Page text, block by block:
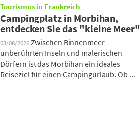
Tourismus in Frankreich
Campingplatz in Morbihan,
entdecken Sie das "kleine Meer"
03/08/2026Zwischen Binnenmeer,
unberührten Inseln und malerischen
Dörfern ist das Morbihan ein ideales
Reiseziel für einen Campingurlaub. Ob ...